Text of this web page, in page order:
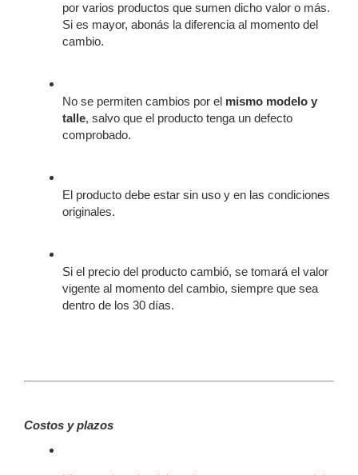
por varios productos que sumen dicho valor o más.
Si es mayor, abonás la diferencia al momento del
cambio.
No se permiten cambios por el mismo modelo y
talle, salvo que el producto tenga un defecto
comprobado.
El producto debe estar sin uso y en las condiciones
originales.
Si el precio del producto cambió, se tomará el valor
vigente al momento del cambio, siempre que sea
dentro de los 30 días.
Costos y plazos